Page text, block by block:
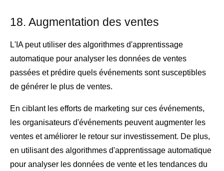
18. Augmentation des ventes
L'IA peut utiliser des algorithmes d'apprentissage
automatique pour analyser les données de ventes
passées et prédire quels événements sont susceptibles
de générer le plus de ventes.
En ciblant les efforts de marketing sur ces événements,
les organisateurs d'événements peuvent augmenter les
ventes et améliorer le retour sur investissement. De plus,
en utilisant des algorithmes d'apprentissage automatique
pour analyser les données de vente et les tendances du